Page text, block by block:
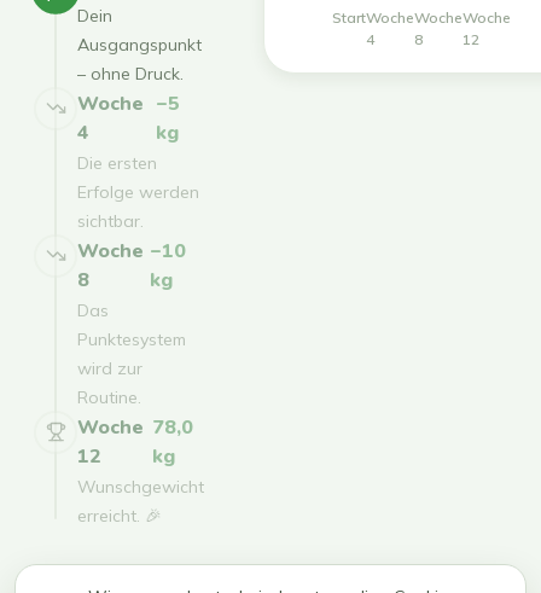
Dein
Ausgangspunkt
– ohne Druck.
Woche
4
−5
kg
Die ersten
Erfolge werden
sichtbar.
Woche
8
−10
kg
Das
Punktesystem
wird zur
Routine.
Woche
12
78,0
kg
Wunschgewicht
erreicht. 🎉
StartWoche
4
Woche
8
Woche
12